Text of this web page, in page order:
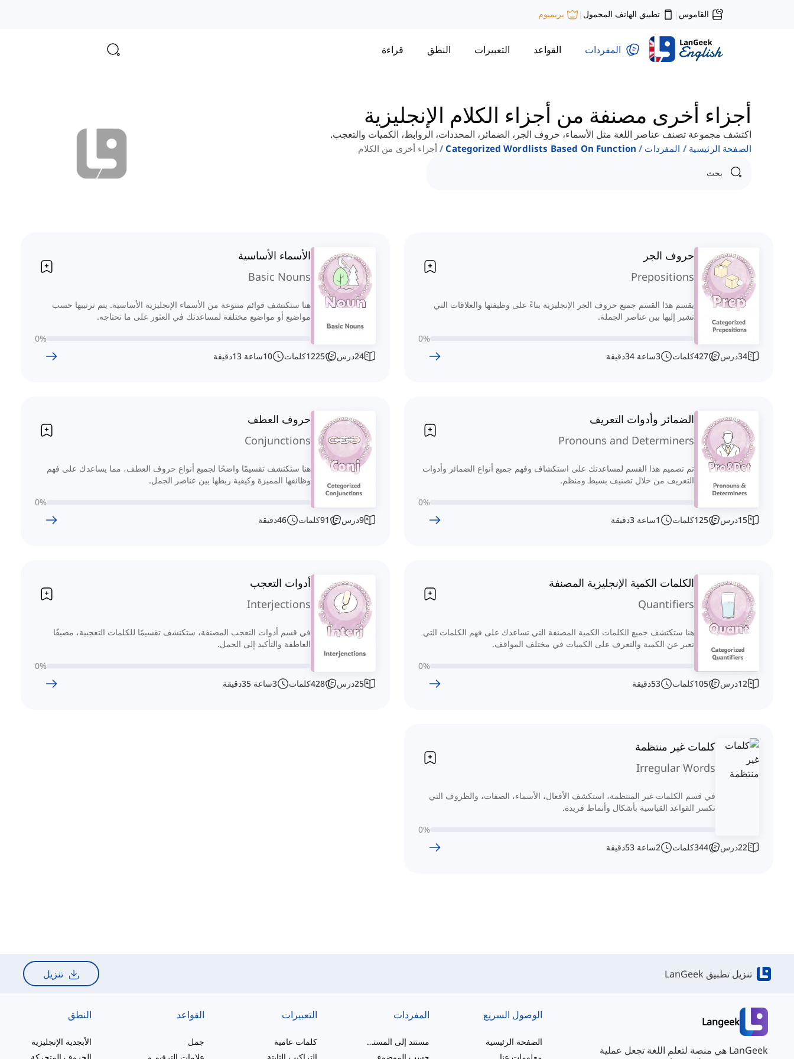
القاموس | تطبيق الهاتف المحمول | بريميوم
المفردات القواعد التعبيرات النطق قراءة
أجزاء أخرى مصنفة من أجزاء الكلام الإنجليزية
اكتشف مجموعة تصنف عناصر اللغة مثل الأسماء، حروف الجر، الضمائر، المحددات، الروابط، الكميات والتعجب.
الصفحة الرئيسية المفردات Categorized Wordlists Based On Function أجزاء أخرى من الكلام
حروف الجر
Prepositions
يقسم هذا القسم جميع حروف الجر الإنجليزية بناءً على وظيفتها والعلاقات التي
تشير إليها بين عناصر الجملة.
0%
34درس 427كلمات 3ساعة 34دقيقة
الأسماء الأساسية
Basic Nouns
هنا ستكتشف قوائم متنوعة من الأسماء الإنجليزية الأساسية. يتم ترتيبها حسب
مواضيع أو مواضيع مختلفة لمساعدتك في العثور على ما تحتاجه.
0%
24درس 1225كلمات 10ساعة 13دقيقة
الضمائر وأدوات التعريف
Pronouns and Determiners
تم تصميم هذا القسم لمساعدتك على استكشاف وفهم جميع أنواع الضمائر وأدوات
التعريف من خلال تصنيف بسيط ومنظم.
0%
15درس 125كلمات 1ساعة 3دقيقة
حروف العطف
Conjunctions
هنا ستكتشف تقسيمًا واضحًا لجميع أنواع حروف العطف، مما يساعدك على فهم
وظائفها المميزة وكيفية ربطها بين عناصر الجمل.
0%
9درس 91كلمات 46دقيقة
الكلمات الكمية الإنجليزية المصنفة
Quantifiers
هنا ستكتشف جميع الكلمات الكمية المصنفة التي تساعدك على فهم الكلمات التي
تعبر عن الكمية والتعرف على الكميات في مختلف المواقف.
0%
12درس 105كلمات 53دقيقة
أدوات التعجب
Interjections
في قسم أدوات التعجب المصنفة، ستكتشف تقسيمًا للكلمات التعجبية، مضيفًا
العاطفة والتأكيد إلى الجمل.
0%
25درس 428كلمات 3ساعة 35دقيقة
كلمات غير منتظمة
Irregular Words
في قسم الكلمات غير المنتظمة، استكشف الأفعال، الأسماء، الصفات، والظروف التي
تكسر القواعد القياسية بأشكال وأنماط فريدة.
0%
22درس 344كلمات 2ساعة 53دقيقة
تنزيل تطبيق LanGeek تنزيل
Langeek
LanGeek هي منصة لتعلم اللغة تجعل عملية
الوصول السريع
الصفحة الرئيسية
المفردات
مستند إلى المستوى
التعبيرات
كلمات عامية
القواعد
جمل
النطق
الأبجدية الإنجليزية